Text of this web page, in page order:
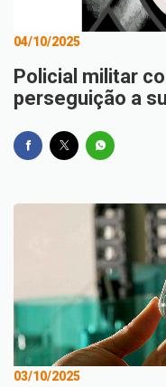
04/10/2025
Policial militar
perseguição a
03/10/2025